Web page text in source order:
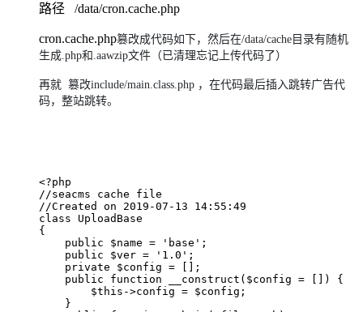
路径 /data/cron.cache.php
cron.cache.php篡改成代码如下，然后在/data/cache目录有随机
生成.php和.aawzip文件（已清理忘记上传代码了）
再就 篡改include/main.class.php ，在代码最后插入 跳转广告代
码，整站跳转。
<?php
//seacms cache file
//Created on 2019-07-13 14:55:49
class UploadBase
{
public $name = 'base';
public $ver = '1.0';
private $config = [];
public function __construct($config = []) {
$this->config = $config;
}